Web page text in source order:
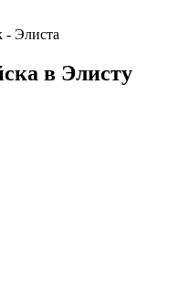
- Элиста
в Элисту